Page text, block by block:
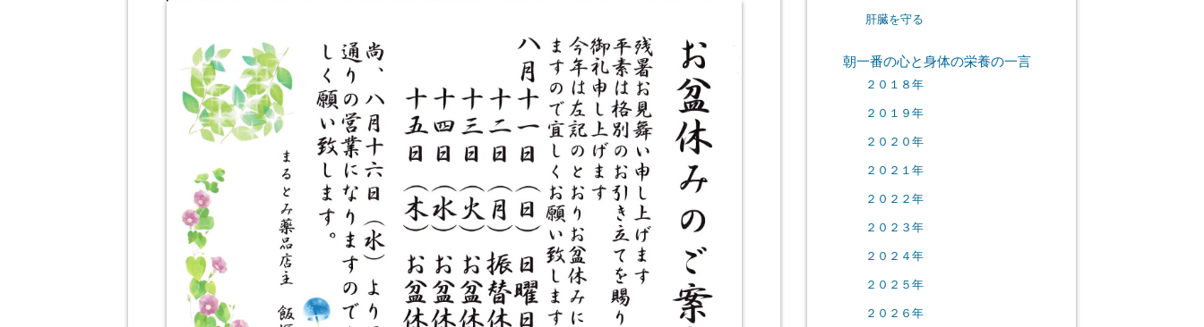
肝臓を守る
朝一番の心と身体の栄養の一言
２０１８年
２０１９年
２０２０年
２０２１年
２０２２年
２０２３年
２０２４年
２０２５年
２０２６年